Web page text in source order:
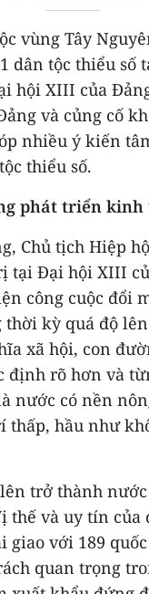
vùng Tây
dân tộc thiểu số
hội XIII của
và củng cố
nhiều ý kiến
thiểu số.
phát triển kinh
Chủ tịch Hiệp
tại Đại hội XIII
công cuộc đổi
kỳ quá độ
xã hội, con
định rõ hơn và
nước có nền
hầu như
trở thành
thế và uy tín của
giao với 189
quan trọng